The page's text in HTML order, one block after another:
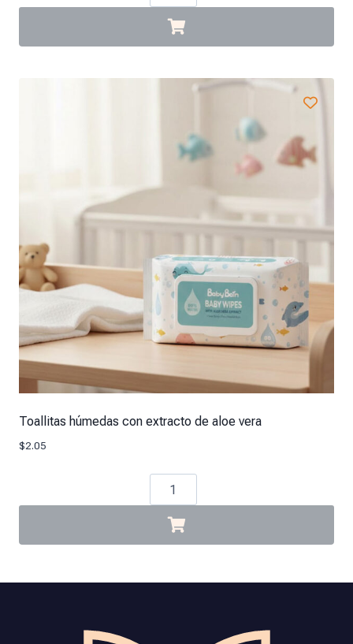
Toallitas húmedas con extracto de aloe vera
$2.05